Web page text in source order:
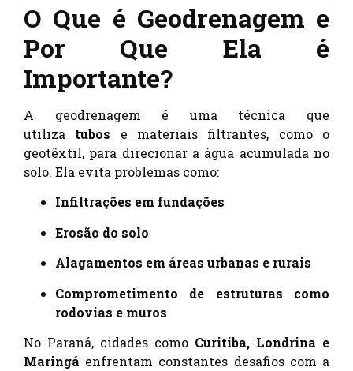
O Que é Geodrenagem e
Por Que Ela é
Importante?
A geodrenagem é uma técnica que
utiliza tubos e materiais filtrantes, como o
geotêxtil, para direcionar a água acumulada no
solo. Ela evita problemas como:
Infiltrações em fundações
Erosão do solo
Alagamentos em áreas urbanas e rurais
Comprometimento de estruturas como
rodovias e muros
No Paraná, cidades como Curitiba, Londrina e
Maringá enfrentam constantes desafios com a